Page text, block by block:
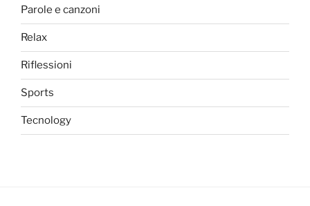
Parole e canzoni
Relax
Riflessioni
Sports
Tecnology